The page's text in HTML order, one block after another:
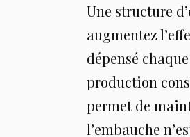
Une structure
augmentez
dépensé
production
permet de
l’embauche